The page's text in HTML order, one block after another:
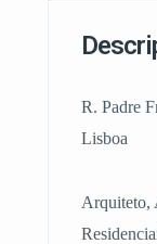
R. Padre
Lisboa
Arquiteto,